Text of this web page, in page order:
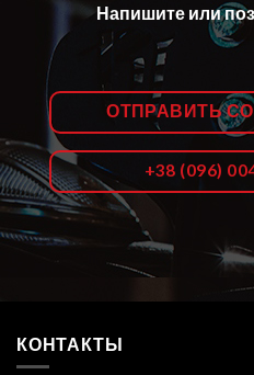
Напишите или
ОТПРАВИТЬ
+38 (096)
КОНТАКТЫ